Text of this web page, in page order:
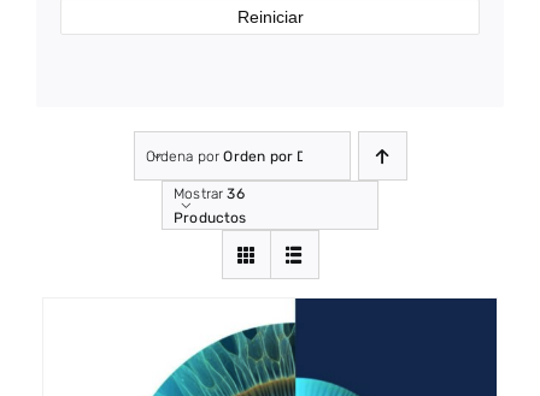
Reiniciar
Ordena porOrden por Defecto
Mostrar36
Productos